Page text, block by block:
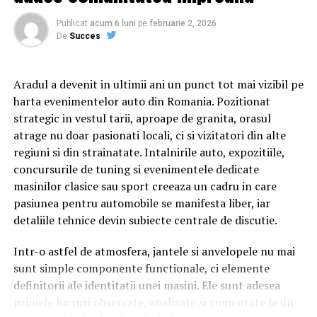
preconcepțiile, pentru a încerca să comunice mai bine
între ei.
Cu râs pe săturate, surprize și personaje pline de viață,
comedia independentă „În pielea mea”intră în
cinematografele din toată țara din 10 februarie.
Spectatorilor li s-a pregătit o surpriză pentru data de
12 februarie: o seară specială „Date Night” organizată în
mai multe cinematografe din rețeaua Cinema City unde
toți cei care cumpără un bilet la comedia „În pielea mea”
Până pe 23 februarie, toți spectatorii din țară care și-au
cumpărat bilet la filmul „În pielea mea” se pot înscrie în
Publicat acum 6 luni pe februarie 2, 2026
De Succes
Aradul a devenit in ultimii ani un punct tot mai vizibil pe
harta evenimentelor auto din Romania. Pozitionat
strategic in vestul tarii, aproape de granita, orasul
atrage nu doar pasionati locali, ci si vizitatori din alte
regiuni si din strainatate. Intalnirile auto, expozitiile,
concursurile de tuning si evenimentele dedicate
masinilor clasice sau sport creeaza un cadru in care
pasiunea pentru automobile se manifesta liber, iar
detaliile tehnice devin subiecte centrale de discutie.
Intr-o astfel de atmosfera, jantele si anvelopele nu mai
sunt simple componente functionale, ci elemente
definitorii ale identitatii unei masini. Ele sunt adesea
primele lucruri observate, analizate si comentate la un